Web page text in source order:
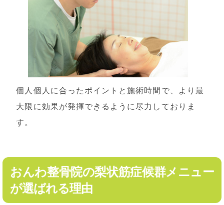
個人個人に合ったポイントと施術時間で、より最
大限に効果が発揮できるように尽力しておりま
す。
おんわ整骨院の梨状筋症候群メニュー
が選ばれる理由